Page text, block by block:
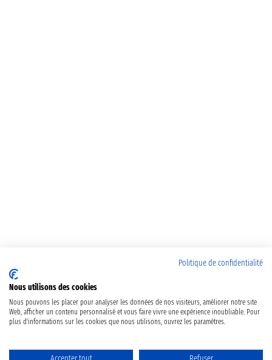
Politique de confidentialité
Nous utilisons des cookies
Nous pouvons les placer pour analyser les données de nos visiteurs, améliorer notre site
Web, afficher un contenu personnalisé et vous faire vivre une expérience inoubliable. Pour
plus d'informations sur les cookies que nous utilisons, ouvrez les paramètres.